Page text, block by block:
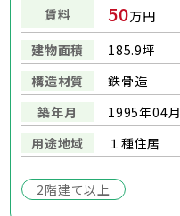
賃料 50万円
建物面積
185.9坪
構造材質
鉄骨造
築年月
1995年04⽉
用途地域
１種住居
2階建て以上